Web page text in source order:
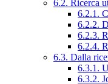
6.2. Ricerca
6.2.1.
6.2.2.
6.2.3.
6.2.4.
6.3. Dalla
6.3.1.
6.3.2.